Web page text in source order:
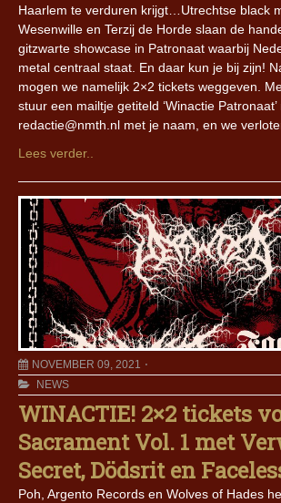
Haarlem te verduren krijgt…Utrechtse black
Wesenwille en Terzij de Horde slaan de
gitzwarte showcase in Patronaat waarbij
metal centraal staat. En daar kun je bij zijn!
mogen we namelijk 2×2 tickets weggeven.
stuur een mailtje getiteld ‘Winactie Patronaat’
redactie@nmth.nl met je naam, en we
Lees verder..
NOVEMBER 09, 2021
NEWS
WINACTIE! 2×2 tickets
Sacrament Vol. 1 met
Secret, Dödsrit en
Poh, Argento Records en Wolves of Hades